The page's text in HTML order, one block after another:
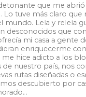
que me
Lo tuve más claro que
mundo. Leía y releía
desconocidos que
mi casa a gente
enriquecerme
me hice adicto a los
de nuestro país, nos
rutas diseñadas o
descubierto por